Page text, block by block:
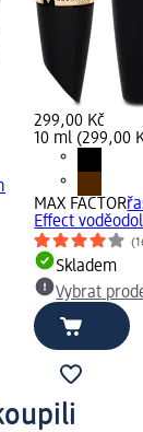
299,00 Kč
10 ml (299,00
MAX FACTOR
Effect
Skladem
Vybrat